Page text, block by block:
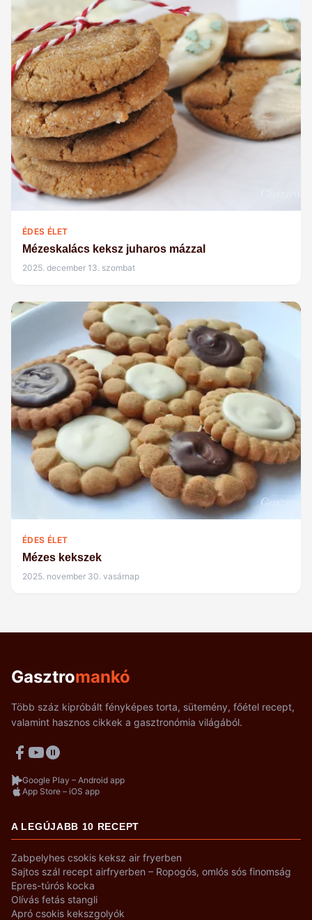
ÉDES ÉLET
Mézeskalács keksz juharos mázzal
2025. december 13. szombat
ÉDES ÉLET
Mézes kekszek
2025. november 30. vasárnap
Gasztromankó
Több száz kipróbált fényképes torta, sütemény, főétel recept,
valamint hasznos cikkek a gasztronómia világából.
Google Play – Android app
App Store – iOS app
A LEGÚJABB 10 RECEPT
Zabpelyhes csokis keksz air fryerben
Sajtos szál recept airfryerben – Ropogós, omlós sós finomság
Epres-túrós kocka
Olívás fetás stangli
Apró csokis kekszgolyók